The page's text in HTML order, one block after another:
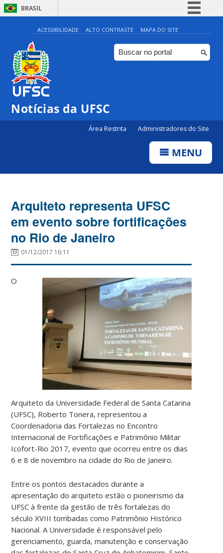
BRASIL
Simplifique!
Comunica BR
Participe
ACESSIBILIDADE ALTO CONTRASTE MAPA DO SITE
Notícias da UFSC
Área Restrita Administradores do Site
MENU
Arquiteto representa UFSC
em evento sobre fortificações
no Rio de Janeiro
01/12/2017 16:11
O
Arquiteto da Universidade Federal de Santa Catarina
(UFSC), Roberto Tonera, representou a
Coordenadoria das Fortalezas no Encontro
Internacional de Fortificações e Patrimônio Militar
Icofort-Rio 2017, evento que ocorreu entre os dias
6 e 8 de novembro na cidade do Rio de Janeiro.
Entre os pontos destacados durante a
apresentação do arquiteto estão o pioneirismo da
UFSC à frente da gestão de três fortalezas do
século XVIII tombadas como Patrimônio Histórico
Nacional. A Universidade é responsável pelo
gerenciamento, guarda, manutenção e conservação